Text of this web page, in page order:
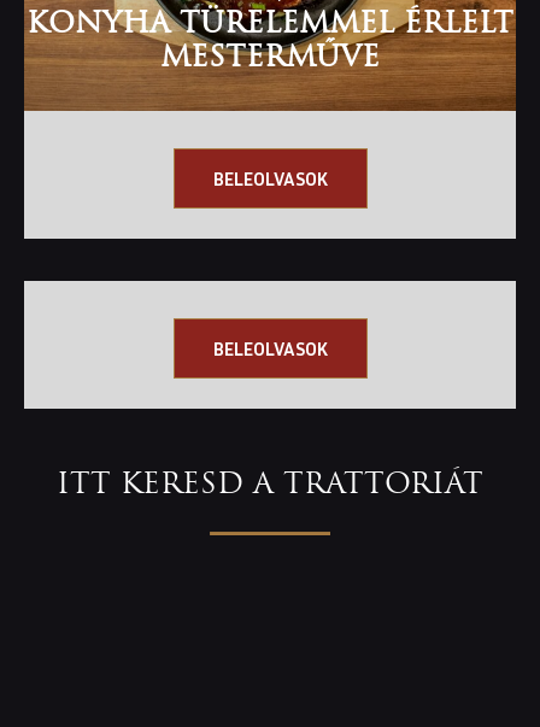
KONYHA TÜRELEMMEL ÉRLELT
MESTERMŰVE
BELEOLVASOK
MINDENT AZ OLASZ KONYHA
BELEOLVASOK
ITT KERESD A TRATTORIÁT